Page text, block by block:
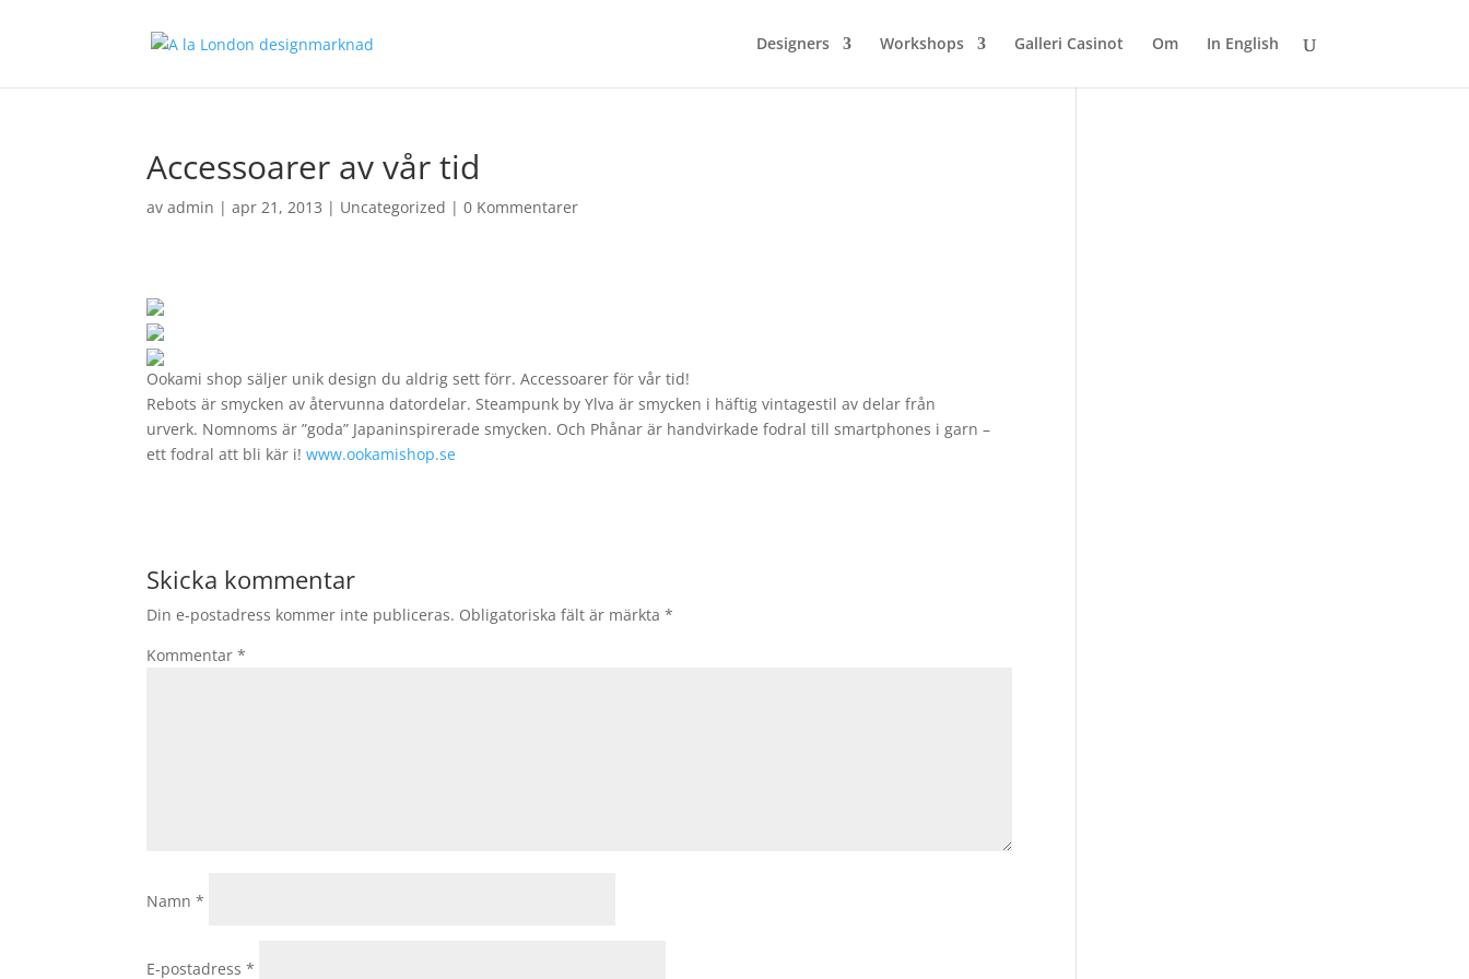
Designers Workshops Galleri Casinot Om In English
Accessoarer av vår tid
avadmin |apr 21, 2013 | Uncategorized |0 Kommentarer
Ookami shop säljer unik design du aldrig sett förr. Accessoarer för vår tid!
Rebots är smycken av återvunna datordelar. Steampunk by Ylva är smycken i häftig vintagestil av delar från
urverk. Nomnoms är ”goda” Japaninspirerade smycken. Och Phånar är handvirkade fodral till smartphones i garn –
ett fodral att bli kär i!www.ookamishop.se
Skicka kommentar
Din e-postadress kommer inte publiceras. Obligatoriska fält är märkta*
Kommentar*
Namn*
E-postadress*